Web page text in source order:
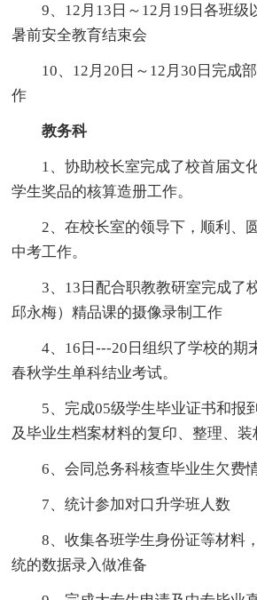
9、12月13日～12月19日各班级
暑前安全教育结束会
10、12月20日～12月30日完成部
作
教务科
1、协助校长室完成了校首届文
学生奖品的核算造册工作。
2、在校长室的领导下，顺利、
中考工作。
3、13日配合职教教研室完成了校
邱永梅）精品课的摄像录制工作
4、16日---20日组织了学校的期
春秋学生单科结业考试。
5、完成05级学生毕业证书和报
及毕业生档案材料的复印、整理、装
6、会同总务科核查毕业生欠费
7、统计参加对口升学班人数
8、收集各班学生身份证等材料
统的数据录入做准备